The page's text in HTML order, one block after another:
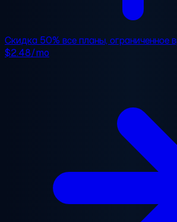
Скидка 50% все планы, ограниченное
$2.48/mo